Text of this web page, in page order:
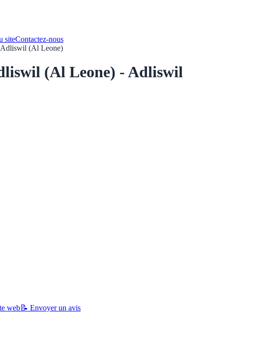
siteContactez-nous
Adliswil (Al Leone)
(Al Leone) - Adliswil
web📝 Envoyer un avis